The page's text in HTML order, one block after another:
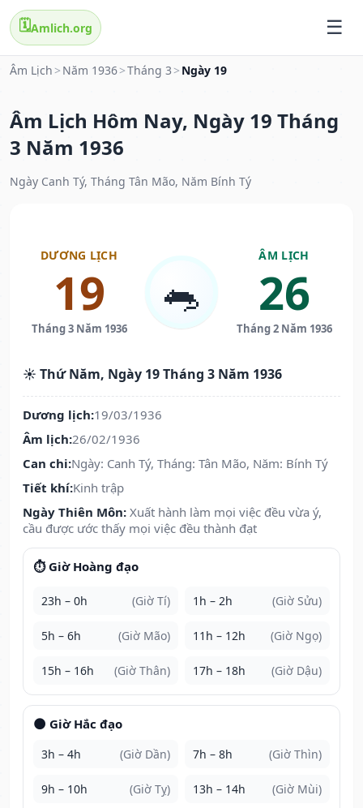
🗓️Amlich.org
Âm Lịch > Năm 1936>Tháng 3 > Ngày 19
Âm Lịch Hôm Nay, Ngày 19 Tháng
3 Năm 1936
Ngày Canh Tý, Tháng Tân Mão, Năm Bính Tý
DƯƠNG LỊCH
19
Tháng 3 Năm 1936
🐀
ÂM LỊCH
26
Tháng 2 Năm 1936
☀️ Thứ Năm, Ngày 19 Tháng 3 Năm 1936
Dương lịch:19/03/1936
Âm lịch:26/02/1936
Can chi:Ngày: Canh Tý, Tháng: Tân Mão, Năm: Bính Tý
Tiết khí:Kinh trập
Ngày Thiên Môn: Xuất hành làm mọi việc đều vừa ý,
cầu được ước thấy mọi việc đều thành đạt
⏱️ Giờ Hoàng đạo
23h – 0h (Giờ Tí) 1h – 2h (Giờ Sửu)
5h – 6h (Giờ Mão) 11h – 12h (Giờ Ngọ)
15h – 16h (Giờ Thân) 17h – 18h (Giờ Dậu)
🌑 Giờ Hắc đạo
3h – 4h (Giờ Dần) 7h – 8h (Giờ Thìn)
9h – 10h (Giờ Tỵ) 13h – 14h (Giờ Mùi)